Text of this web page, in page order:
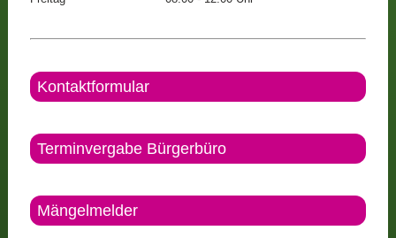
Kontaktformular
Terminvergabe Bürgerbüro
Mängelmelder